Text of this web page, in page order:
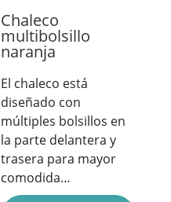
Chaleco
multibolsillo
naranja
El chaleco está
diseñado con
múltiples bolsillos en
la parte delantera y
trasera para mayor
comodida…